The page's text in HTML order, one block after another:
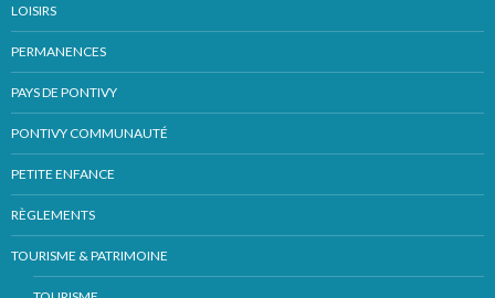
LOISIRS
PERMANENCES
PAYS DE PONTIVY
PONTIVY COMMUNAUTÉ
PETITE ENFANCE
RÈGLEMENTS
TOURISME & PATRIMOINE